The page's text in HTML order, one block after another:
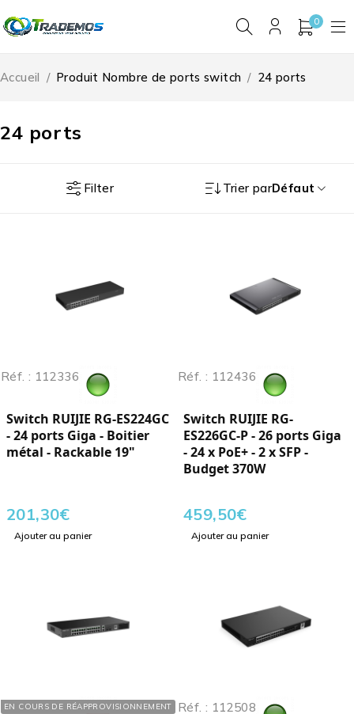
0
24 ports
Accueil / Produit Nombre de ports switch / 24 ports
Filter Trier parDéfaut
Réf. : 112336
Switch RUIJIE RG-ES224GC
- 24 ports Giga - Boitier
métal - Rackable 19"
201,30€
Ajouter au panier
Réf. : 112436
Switch RUIJIE RG-
ES226GC-P - 26 ports Giga
- 24 x PoE+ - 2 x SFP -
Budget 370W
459,50€
Ajouter au panier
EN COURS DE RÉAPPROVISIONNEMENT
Réf. : 112443 Réf. : 112508